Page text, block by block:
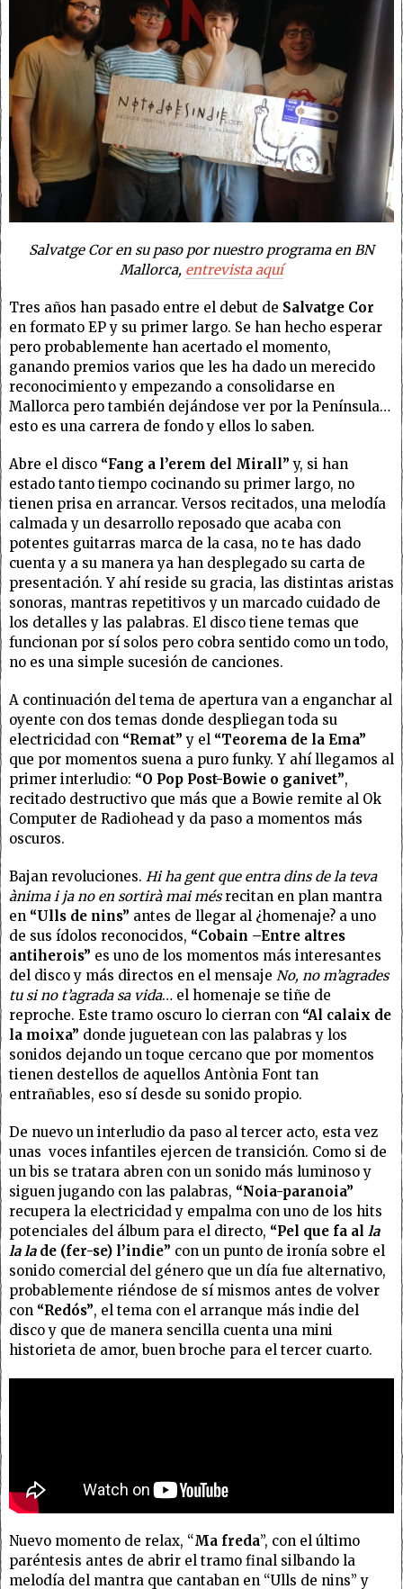
Salvatge Cor en su paso por nuestro programa en BN
Mallorca, entrevista aquí
Tres años han pasado entre el debut de Salvatge Cor
en formato EP y su primer largo. Se han hecho esperar
pero probablemente han acertado el momento,
ganando premios varios que les ha dado un merecido
reconocimiento y empezando a consolidarse en
Mallorca pero también dejándose ver por la Península…
esto es una carrera de fondo y ellos lo saben.
Abre el disco “Fang a l’erem del Mirall”y, si han
estado tanto tiempo cocinando su primer largo, no
tienen prisa en arrancar. Versos recitados, una melodía
calmada y un desarrollo reposado que acaba con
potentes guitarras marca de la casa, no te has dado
cuenta y a su manera ya han desplegado su carta de
presentación. Y ahí reside su gracia, las distintas aristas
sonoras, mantras repetitivos y un marcado cuidado de
los detalles y las palabras. El disco tiene temas que
funcionan por sí solos pero cobra sentido como un todo,
no es una simple sucesión de canciones.
A continuación del tema de apertura van a enganchar al
oyente con dos temas donde despliegan toda su
electricidad con “Remat” y el “Teorema de la Ema”
que por momentos suena a puro funky. Y ahí llegamos al
primer interludio: “O Pop Post-Bowie o ganivet”,
recitado destructivo que más que a Bowie remite al Ok
Computer de Radiohead y da paso a momentos más
oscuros.
Bajan revoluciones. Hi ha gent que entra dins de la teva
ànima i ja no en sortirà mai mésrecitan en plan mantra
en “Ulls de nins” antes de llegar al ¿homenaje? a uno
de sus ídolos reconocidos, “Cobain –Entre altres
antiherois” es uno de los momentos más interesantes
del disco y más directos en el mensaje No, no m’agrades
tu si no t’agrada sa vida… el homenaje se tiñe de
reproche. Este tramo oscuro lo cierran con “Al calaix de
la moixa” donde juguetean con las palabras y los
sonidos dejando un toque cercano que por momentos
tienen destellos de aquellos Antònia Font tan
entrañables, eso sí desde su sonido propio.
De nuevo un interludio da paso al tercer acto, esta vez
unas voces infantiles ejercen de transición. Como si de
un bis se tratara abren con un sonido más luminoso y
siguen jugando con las palabras, “Noia-paranoia”
recupera la electricidad y empalma con uno de los hits
potenciales del álbum para el directo, “Pel que fa al la
la lade (fer-se) l’indie” con un punto de ironía sobre el
sonido comercial del género que un día fue alternativo,
probablemente riéndose de sí mismos antes de volver
con “Redós”, el tema con el arranque más indie del
disco y que de manera sencilla cuenta una mini
historieta de amor, buen broche para el tercer cuarto.
Nuevo momento de relax, “Ma freda”, con el último
paréntesis antes de abrir el tramo final silbando la
melodía del mantra que cantaban en “Ulls de nins” y